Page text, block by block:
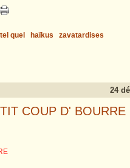
quel haïkus
zavatardises
24
COUP D' BOURRE